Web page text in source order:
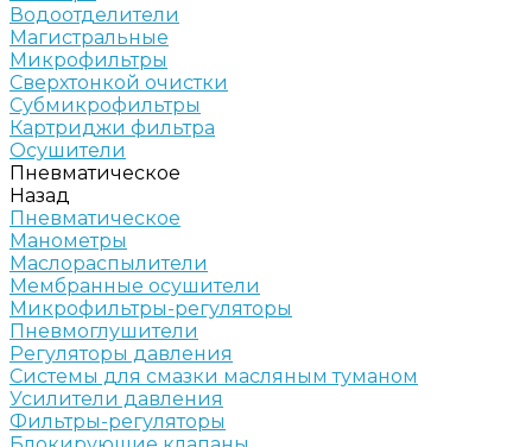
Водоотделители
Магистральные
Микрофильтры
Сверхтонкой очистки
Субмикрофильтры
Картриджи фильтра
Осушители
Пневматическое
Назад
Пневматическое
Манометры
Маслораспылители
Мембранные осушители
Микрофильтры-регуляторы
Пневмоглушители
Регуляторы давления
Системы для смазки масляным туманом
Усилители давления
Фильтры-регуляторы